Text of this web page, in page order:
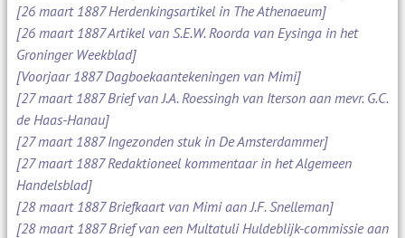
[26 maart 1887 Herdenkingsartikel in The Athenaeum]
[26 maart 1887 Artikel van S.E.W. Roorda van Eysinga in het
Groninger Weekblad]
[Voorjaar 1887 Dagboekaantekeningen van Mimi]
[27 maart 1887 Brief van J.A. Roessingh van Iterson aan mevr. G.C.
de Haas-Hanau]
[27 maart 1887 Ingezonden stuk in De Amsterdammer]
[27 maart 1887 Redaktioneel kommentaar in het Algemeen
Handelsblad]
[28 maart 1887 Briefkaart van Mimi aan J.F. Snelleman]
[28 maart 1887 Brief van een Multatuli Huldeblijk-commissie aan